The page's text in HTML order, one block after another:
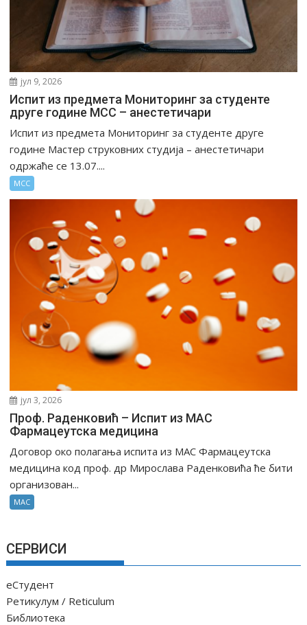
јул 9, 2026
Испит из предмета Мониторинг за студенте
друге године МСС – анестетичари
Испит из предмета Мониторинг за студенте друге
године Мастер струковних студија – анестетичари
одржаће се 13.07....
МСС
јул 3, 2026
Проф. Раденковић – Испит из МАС
Фармацеутска медицина
Договор око полагања испита из МАС Фармацеутска
медицина код проф. др Мирослава Раденковића ће бити
организован...
МАС
СЕРВИСИ
еСтудент
Ретикулум / Reticulum
Библиотека